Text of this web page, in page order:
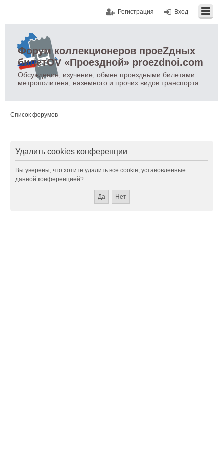
Вход
Регистрация
Форум коллекционеров проеZдных
билетOV «Проездной» proezdnoi.com
Обсуждение, изучение, обмен проездными билетами
метрополитена, наземного и прочих видов транспорта
Список форумов
Удалить cookies конференции
Вы уверены, что хотите удалить все cookie, установленные
данной конференцией?